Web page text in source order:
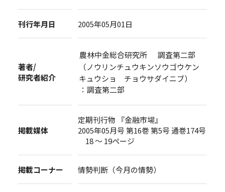
刊行年月日 2005年05月01日
著者/
研究者紹介
農林中金総合研究所 調査第二部
（ノウリンチュウキンソウゴウケン
キュウショ チョウサダイニブ）
：調査第二部
掲載媒体
定期刊行物 『金融市場』
2005年05月号 第16巻 第5号 通巻174号
18 ～ 19ページ
掲載コーナー 情勢判断（今月の情勢）